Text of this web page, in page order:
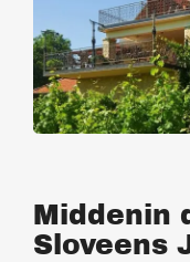
Middenin
Sloveens